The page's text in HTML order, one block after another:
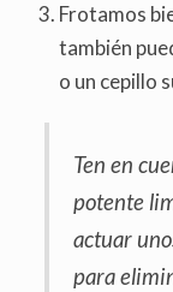
Frotamos
también
o un cepillo
Ten en
potente
actuar
para